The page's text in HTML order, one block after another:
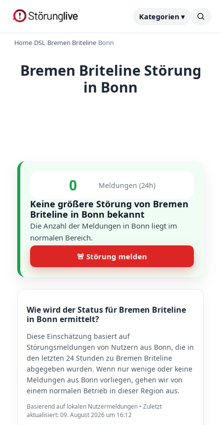
Kategorien ▾
Home›DSL›Bremen Briteline›Bonn
Bremen Briteline Störung
in Bonn
0 Meldungen (24h)
Keine größere Störung von Bremen
Briteline in Bonn bekannt
Die Anzahl der Meldungen in Bonn liegt im
normalen Bereich.
🚨 Störung melden
Wie wird der Status für Bremen Briteline
in Bonn ermittelt?
Diese Einschätzung basiert auf
Störungsmeldungen von Nutzern aus Bonn, die in
den letzten 24 Stunden zu Bremen Briteline
abgegeben wurden. Wenn nur wenige oder keine
Meldungen aus Bonn vorliegen, gehen wir von
einem normalen Betrieb in dieser Region aus.
Basierend auf lokalen Nutzermeldungen • Zuletzt
aktualisiert: 09. August 2026 um 16:12